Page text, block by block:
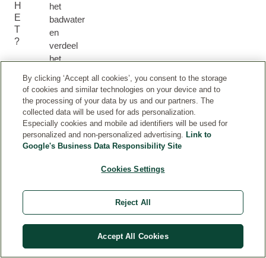
H
E
T
?
het
badwater
en
verdeel
het
Geschikt
voor
dagelijks
gebruik.
LEUK VINDT
By clicking ‘Accept all cookies’, you consent to the storage
of cookies and similar technologies on your device and to
the processing of your data by us and our partners. The
collected data will be used for ads personalization.
Especially cookies and mobile ad identifiers will be used for
personalized and non-personalized advertising. Link to
Google's Business Data Responsibility Site
Cookies Settings
Reject All
Accept All Cookies